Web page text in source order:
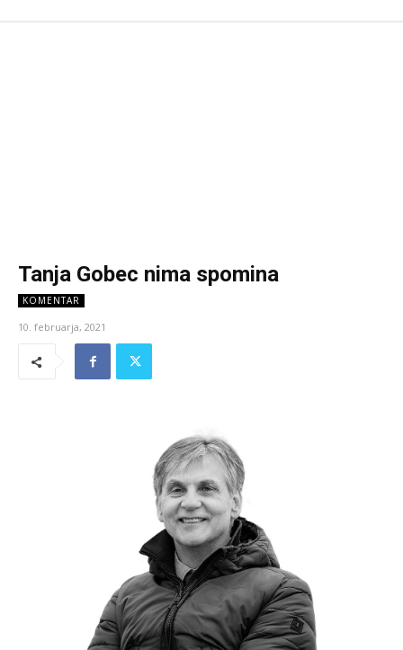
Tanja Gobec nima spomina
KOMENTAR
10. februarja, 2021